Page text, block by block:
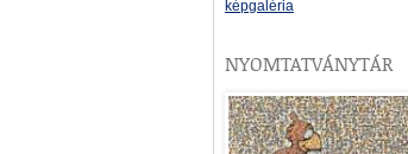
képgaléria
NYOMTATVÁNYTÁR